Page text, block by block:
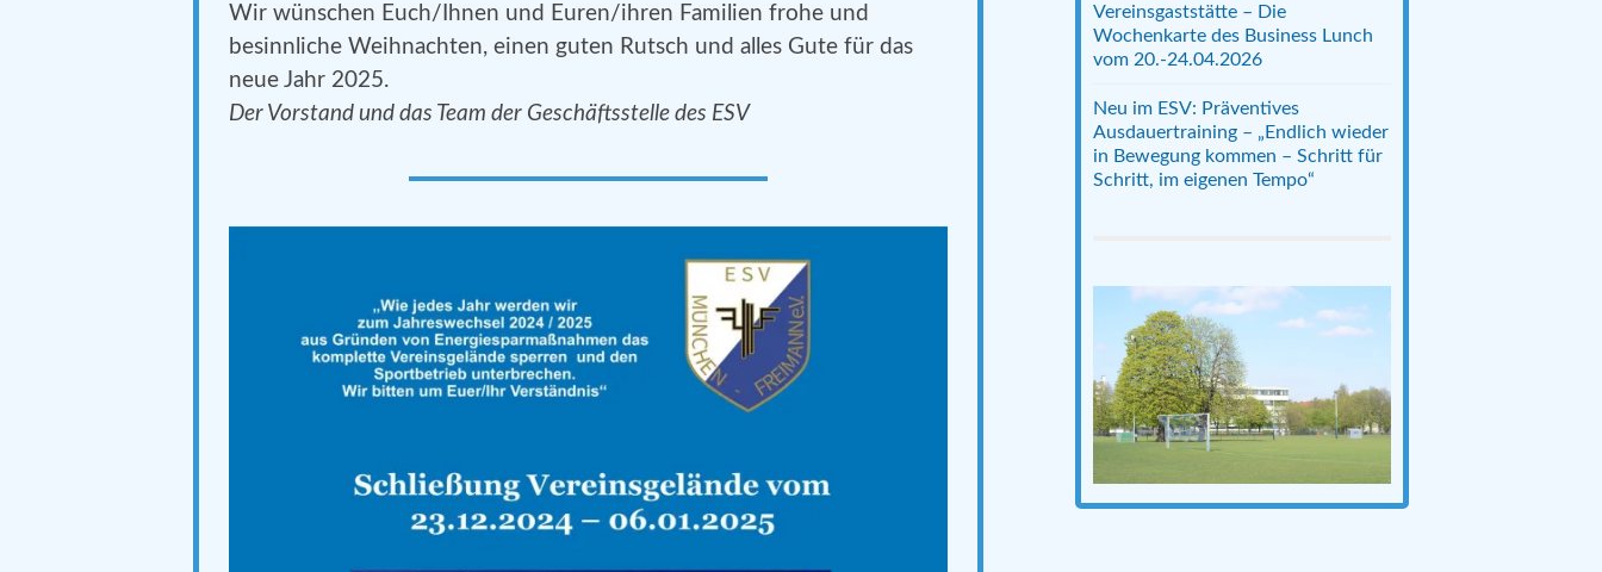
Wir wünschen Euch/Ihnen und Euren/ihren Familien frohe und
besinnliche Weihnachten, einen guten Rutsch und alles Gute für das
neue Jahr 2025.
Der Vorstand und das Team der Geschäftsstelle des ESV
Vereinsgaststätte – Die
Wochenkarte des Business Lunch
vom 20.-24.04.2026
Neu im ESV: Präventives
Ausdauertraining – „Endlich wieder
in Bewegung kommen – Schritt für
Schritt, im eigenen Tempo“